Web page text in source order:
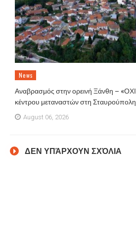
News
Αναβρασμός στην ορεινή Ξάνθη –
κέντρου μεταναστών στη Σταυρούπολη
August 06, 2026
ΔΕΝ ΥΠΆΡΧΟΥΝ ΣΧΌΛΙΑ